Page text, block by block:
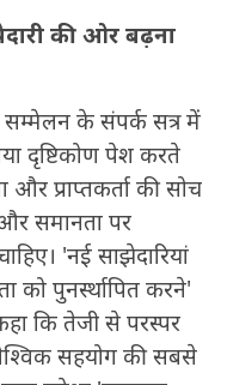
की ओर बढ़ना
सम्मेलन के संपर्क सत्र में
दृष्टिकोण पेश करते
प्राप्तकर्ता की सोच
समानता पर
'नई साझेदारियां
को पुनर्स्थापित करने'
कि तेजी से परस्पर
सहयोग की सबसे